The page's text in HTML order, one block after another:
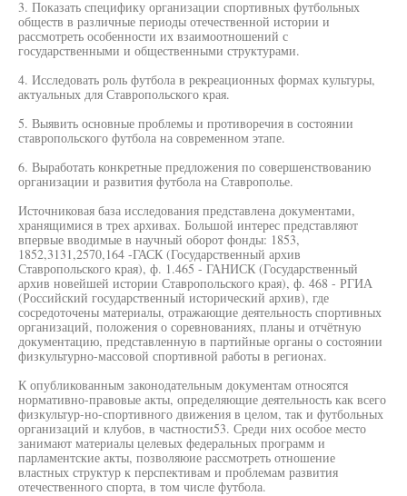
3. Показать специфику организации спортивных футбольных
обществ в различные периоды отечественной истории и
рассмотреть особенности их взаимоотношений с
государственными и общественными структурами.
4. Исследовать роль футбола в рекреационных формах культуры,
актуальных для Ставропольского края.
5. Выявить основные проблемы и противоречия в состоянии
ставропольского футбола на современном этапе.
6. Выработать конкретные предложения по совершенствованию
организации и развития футбола на Ставрополье.
Источниковая база исследования представлена документами,
хранящимися в трех архивах. Большой интерес представляют
впервые вводимые в научный оборот фонды: 1853,
1852,3131,2570,164 -ГАСК (Государственный архив
Ставропольского края), ф. 1.465 - ГАНИСК (Государственный
архив новейшей истории Ставропольского края), ф. 468 - РГИА
(Российский государственный исторический архив), где
сосредоточены материалы, отражающие деятельность спортивных
организаций, положения о соревнованиях, планы и отчётную
документацию, представленную в партийные органы о состоянии
физкультурно-массовой спортивной работы в регионах.
К опубликованным законодательным документам относятся
нормативно-правовые акты, определяющие деятельность как всего
физкультур-но-спортивного движения в целом, так и футбольных
организаций и клубов, в частности53. Среди них особое место
занимают материалы целевых федеральных программ и
парламентские акты, позволяюие рассмотреть отношение
властных структур к перспективам и проблемам развития
отечественного спорта, в том числе футбола.